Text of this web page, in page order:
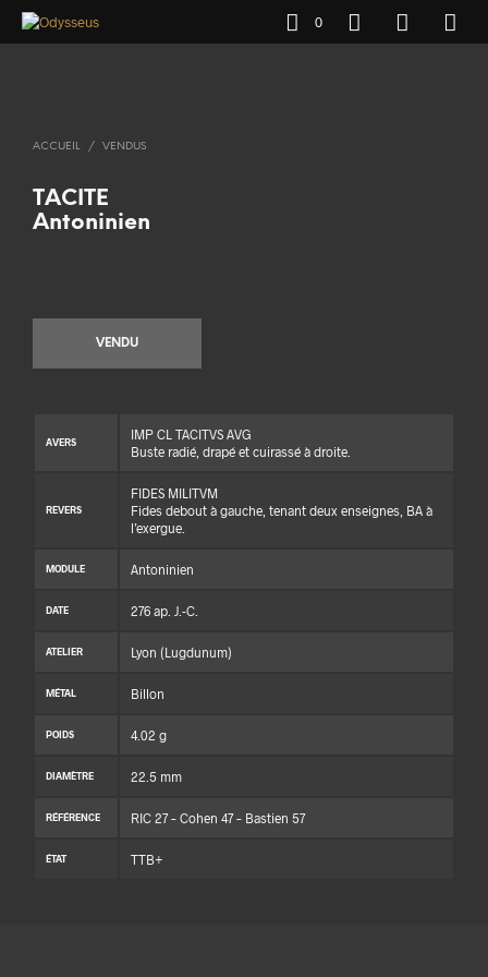
0
ACCUEIL / VENDUS
TACITE
Antoninien
VENDU
AVERS
IMP CL TACITVS AVG
Buste radié, drapé et cuirassé à droite.
REVERS
FIDES MILITVM
Fides debout à gauche, tenant deux enseignes, BA à
l’exergue.
MODULE Antoninien
DATE 276 ap. J.-C.
ATELIER Lyon (Lugdunum)
MÉTAL Billon
POIDS 4.02 g
DIAMÈTRE 22.5 mm
RÉFÉRENCE RIC 27 – Cohen 47 – Bastien 57
ÉTAT TTB+